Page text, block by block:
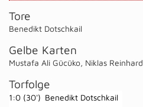
Tore
Benedikt Dotschkail
Gelbe Karten
Mustafa Ali Gücüko, Niklas Reinhard
Torfolge
1:0 (30') Benedikt Dotschkail